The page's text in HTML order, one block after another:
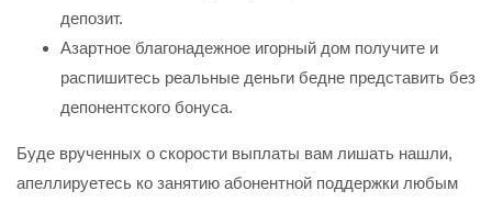
депозит.
Азартное благонадежное игорный дом получите и
распишитесь реальные деньги бедне представить без
депонентского бонуса.
Буде врученных о скорости выплаты вам лишать нашли,
апеллируетесь ко занятию абонентной поддержки любым